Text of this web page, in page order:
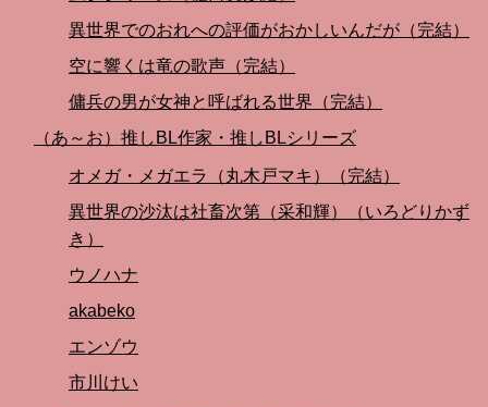
異世界でのおれへの評価がおかしいんだが（完結）
空に響くは竜の歌声（完結）
傭兵の男が女神と呼ばれる世界（完結）
（あ～お）推しBL作家・推しBLシリーズ
オメガ・メガエラ（丸木戸マキ）（完結）
異世界の沙汰は社畜次第（采和輝）（いろどりかず
き）
ウノハナ
akabeko
エンゾウ
市川けい